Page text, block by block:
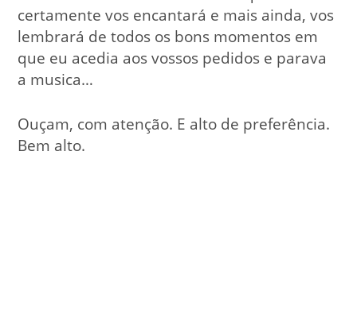
certamente vos encantará e mais ainda, vos
lembrará de todos os bons momentos em
que eu acedia aos vossos pedidos e parava
a musica…
Ouçam, com atenção. E alto de preferência.
Bem alto.